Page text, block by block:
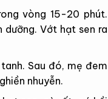
vòng 15-20 phút.
dưỡng. Vớt hạt sen ra
Sau đó, mẹ đem
nhuyễn.